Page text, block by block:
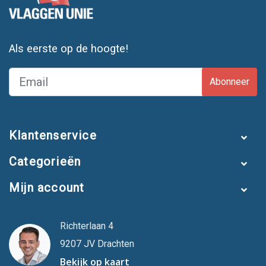
Als eerste op de hoogte!
Abonneer
Klantenservice
Categorieën
Mijn account
Richterlaan 4
9207 JV Drachten
Bekijk op kaart